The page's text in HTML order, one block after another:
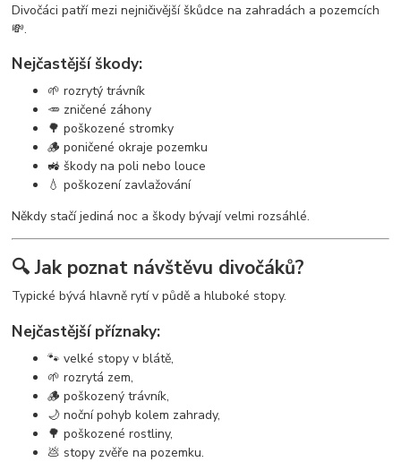
Divočáci patří mezi nejničivější škůdce na zahradách a pozemcích
💸.
Nejčastější škody:
🌱 rozrytý trávník
🥕 zničené záhony
🌳 poškozené stromky
🪵 poničené okraje pozemku
🚜 škody na poli nebo louce
💧 poškození zavlažování
Někdy stačí jediná noc a škody bývají velmi rozsáhlé.
🔍 Jak poznat návštěvu divočáků?
Typické bývá hlavně rytí v půdě a hluboké stopy.
Nejčastější příznaky:
🐾 velké stopy v blátě,
🌱 rozrytá zem,
🪵 poškozený trávník,
🌙 noční pohyb kolem zahrady,
🌳 poškozené rostliny,
💩 stopy zvěře na pozemku.